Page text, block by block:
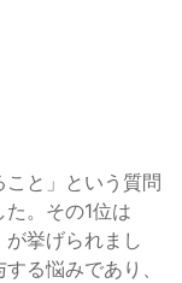
こと」という質問
。その1位は
が挙げられまし
る悩みであり、